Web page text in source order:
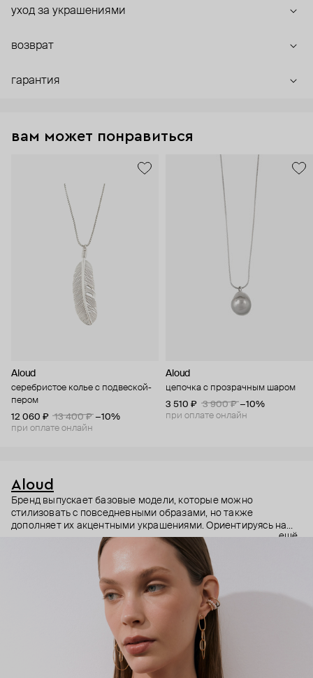
уход за украшениями
возврат
гарантия
вам может понравиться
Aloud
серебристое колье с подвеской-
пером
12 060 ₽
13 400 ₽ −10%
при оплате онлайн
Aloud
цепочка с прозрачным шаром
3 510 ₽
3 900 ₽ −10%
при оплате онлайн
Aloud
Бренд выпускает базовые модели, которые можно
стилизовать с повседневными образами, но также
дополняет их акцентными украшениями. Ориентируясь на
долгосрочные тренды, вдохновляясь культурой, искусством и
людьми, Aloud показывает коллекции несколько раз в год. А
в названии бренда зашифрован призыв слушать внутренний
голос и транслировать его через украшения.
ещё